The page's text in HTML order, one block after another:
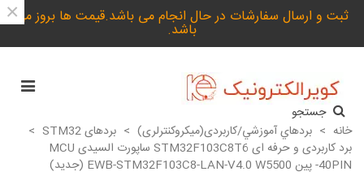
ثبت و ارسال سفارشات در حال انجام می باشد.قیمت ها بروز می
باشد.
×
جستجو
خانه > بردهاي آموزشي/کاربردی(میکروکنترلری) > بردهای STM32
>
برد کاربردی و حرفه ای STM32F103C8T6 ساپورت السیدی MCU
-40PIN پین EWB-STM32F103C8-LAN-V4.0 W5500 (جدید)